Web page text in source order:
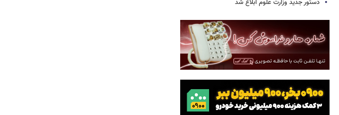
دستور جدید وزارت علوم ابلاغ شد